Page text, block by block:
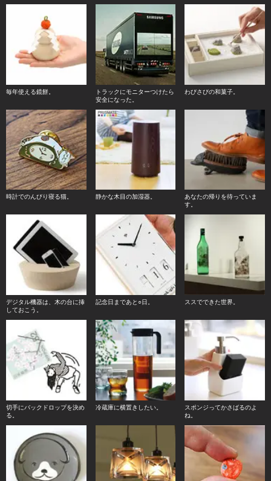
毎年使える鏡餅。
トラックにモニターつけたら
安全になった。
わびさびの和菓子。
時計でのんびり寝る猫。 静かな木目の加湿器。
あなたの帰りを待っていま
す。
デジタル機器は、木の台に挿
しておこう。
記念日まであと○日。 ススでできた世界。
切手にバックドロップを決め
る。
冷蔵庫に横置きしたい。
スポンジってかさばるのよ
ね。